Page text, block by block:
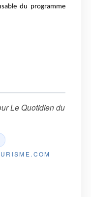
du programme
Le Quotidien du